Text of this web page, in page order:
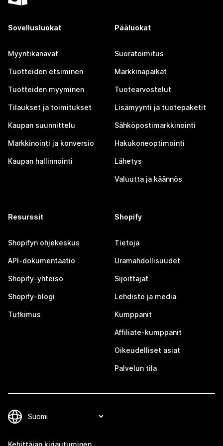
Sovellusluokat
Myyntikanavat
Tuotteiden etsiminen
Tuotteiden myyminen
Tilaukset ja toimitukset
Kaupan suunnittelu
Markkinointi ja konversio
Kaupan hallinnointi
Pääluokat
Suoratoimitus
Markkinapaikat
Tuotearvostelut
Lisämyynti ja tuotepaketit
Sähköpostimarkkinointi
Hakukoneoptimointi
Lähetys
Valuutta ja käännös
Resurssit
Shopifyn ohjekeskus
API-dokumentaatio
Shopify-yhteisö
Shopify-blogi
Tutkimus
Shopify
Tietoja
Uramahdollisuudet
Sijoittajat
Lehdistö ja media
Kumppanit
Affiliate-kumppanit
Oikeudelliset asiat
Palvelun tila